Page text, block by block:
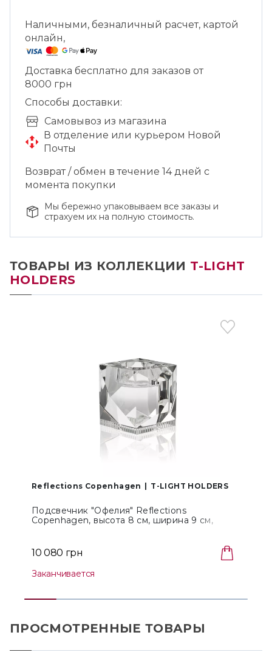
Наличными, безналичный расчет, картой
онлайн,
Доставка бесплатно для заказов от
8000 грн
Способы доставки:
Cамовывоз из магазина
В отделение или курьером Новой
Почты
Возврат / обмен в течение 14 дней с
момента покупки
Мы бережно упаковываем все заказы и
страхуем их на полную стоимость.
ТОВАРЫ ИЗ КОЛЛЕКЦИИ T-LIGHT
HOLDERS
Reflections Copenhagen T-LIGHT HOLDERS
Подсвечник "Офелия" Reflections
Copenhagen, высота 8 см, ширина 9 см,
10 080 грн
Заканчивается
ПРОСМОТРЕННЫЕ ТОВАРЫ